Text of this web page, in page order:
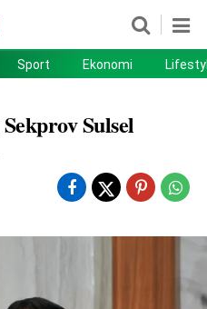
Sport Ekonomi
Sulsel